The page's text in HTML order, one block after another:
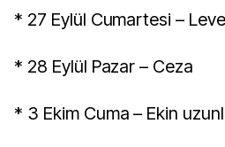
* 27 Eylül Cumartesi –
* 28 Eylül Pazar – Ceza
* 3 Ekim Cuma – Ekin